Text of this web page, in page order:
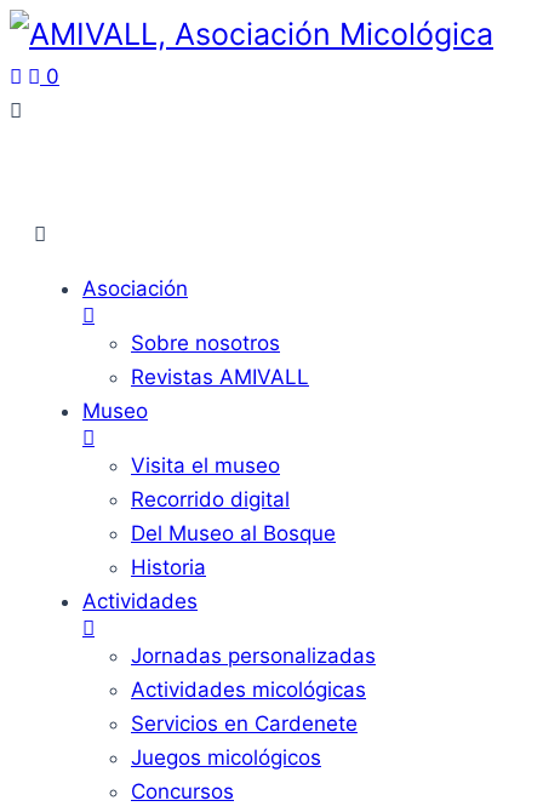
0
Asociación
Sobre nosotros
Revistas AMIVALL
Museo
Visita el museo
Recorrido digital
Del Museo al Bosque
Historia
Actividades
Jornadas personalizadas
Actividades micológicas
Servicios en Cardenete
Juegos micológicos
Concursos